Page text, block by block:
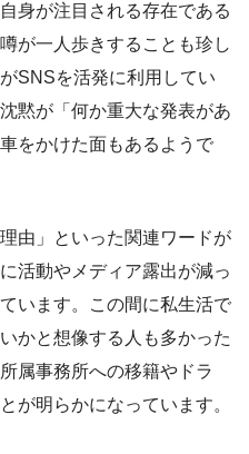
身が注目される存在である
が一人歩きすることも珍し
SNSを活発に利用してい
黙が「何か重大な発表があ
をかけた面もあるようで
由」といった関連ワードが
活動やメディア露出が減っ
います。この間に私生活で
かと想像する人も多かった
属事務所への移籍やドラ
が明らかになっています。